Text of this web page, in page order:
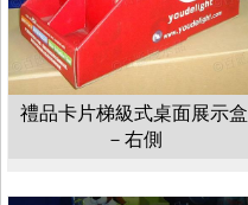
禮品卡片梯級式桌面展示盒
－右側